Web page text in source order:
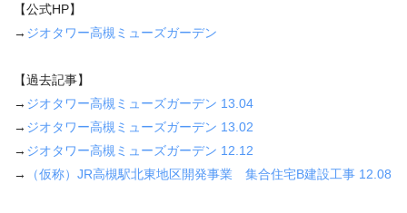
【公式HP】
→ ジオタワー高槻ミューズガーデン
【過去記事】
→ ジオタワー高槻ミューズガーデン 13.04
→ ジオタワー高槻ミューズガーデン 13.02
→ ジオタワー高槻ミューズガーデン 12.12
→
（仮称）JR高槻駅北東地区開発事業 集合住宅B建設工事 12.08